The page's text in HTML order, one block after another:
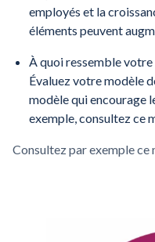
employés et la
éléments peuvent
À quoi ressemble
Évaluez votre modèle
modèle qui encourage
exemple, consultez ce
Consultez par exemple